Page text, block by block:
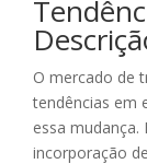
O mercado de
tendências em
essa mudança.
incorporação